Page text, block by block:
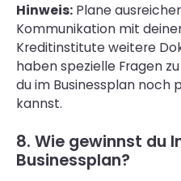
Hinweis:Plane
Kommunikation mit
Kreditinstitute weitere
haben spezielle Fragen
du im Businessplan noch
kannst.
8. Wie gewinnst du
Businessplan?